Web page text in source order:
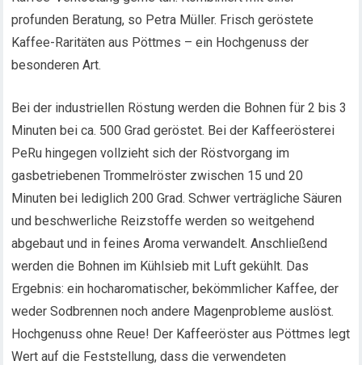
profunden Beratung, so Petra Müller. Frisch geröstete
Kaffee-Raritäten aus Pöttmes – ein Hochgenuss der
besonderen Art.
Bei der industriellen Röstung werden die Bohnen für 2 bis 3
Minuten bei ca. 500 Grad geröstet. Bei der Kaffeerösterei
PeRu hingegen vollzieht sich der Röstvorgang im
gasbetriebenen Trommelröster zwischen 15 und 20
Minuten bei lediglich 200 Grad. Schwer verträgliche Säuren
und beschwerliche Reizstoffe werden so weitgehend
abgebaut und in feines Aroma verwandelt. Anschließend
werden die Bohnen im Kühlsieb mit Luft gekühlt. Das
Ergebnis: ein hocharomatischer, bekömmlicher Kaffee, der
weder Sodbrennen noch andere Magenprobleme auslöst.
Hochgenuss ohne Reue! Der Kaffeeröster aus Pöttmes legt
Wert auf die Feststellung, dass die verwendeten